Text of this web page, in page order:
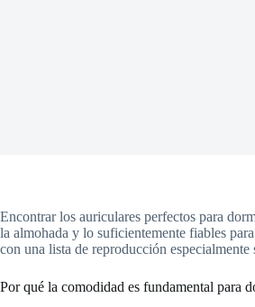
Encontrar los auriculares perfectos para
la almohada y lo suficientemente fiables
con una lista de reproducción
Por qué la comodidad es fundamental para